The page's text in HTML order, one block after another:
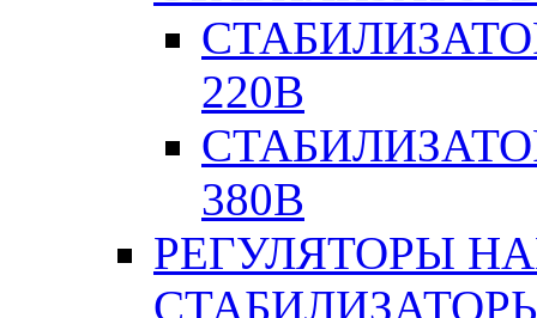
220В
380В
РЕГУЛЯТОРЫ